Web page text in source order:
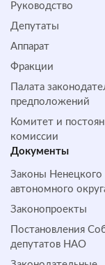
Руководство
Депутаты
Аппарат
Фракции
Палата
предположений
Комитет и
комиссии
Документы
Законы Ненецкого
автономного
Законопроекты
Постановления
депутатов НАО